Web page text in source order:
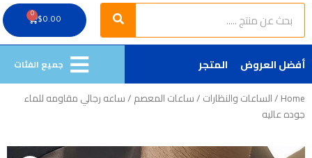
Search
Search
$0.00
0
Cart
أفضل العروض المتجر جميع الفئات
Home
/الساعات والنظارات /ساعات المعصم / ساعه رجالي مقاومه للماء
جوده عاليه